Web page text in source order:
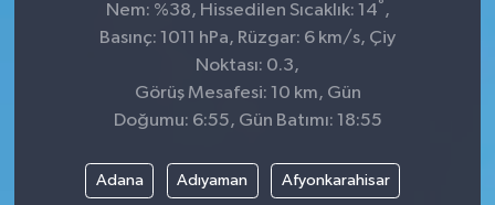
Nem: %38, Hissedilen Sıcaklık: 14° ,
Basınç: 1011 hPa, Rüzgar: 6 km/s, Çiy
Noktası: 0.3,
Görüş Mesafesi: 10 km, Gün
Doğumu: 6:55, Gün Batımı: 18:55
Adana Adıyaman Afyonkarahisar